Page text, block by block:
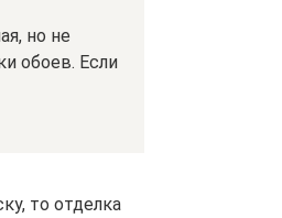
но не
обоев. Если
то отделка